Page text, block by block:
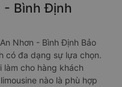
- Bình Định
Nhơn - Bình Định Bảo
có đa dạng sự lựa chọn.
cho hàng khách
nào là phù hợp